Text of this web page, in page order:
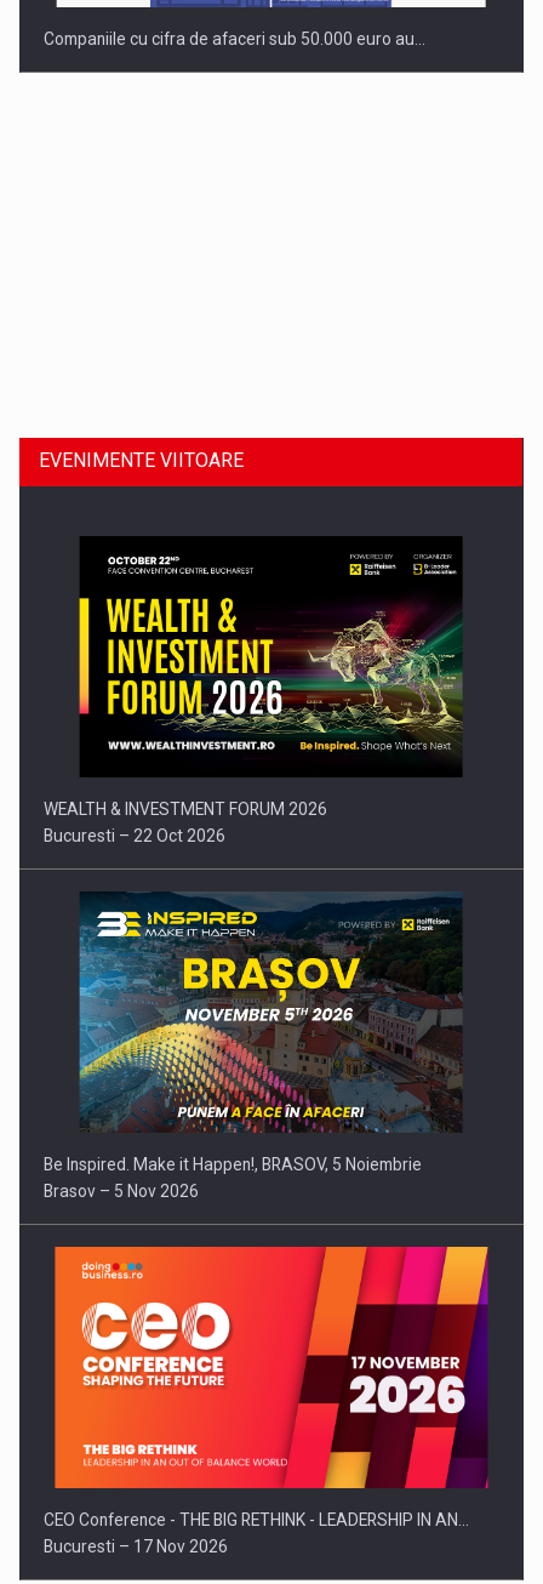
Companiile cu cifra de afaceri sub 50.000 euro au…
Comunicat de presa: Joburile part-time reincep sa intre pe…
EVENIMENTE VIITOARE
WEALTH & INVESTMENT FORUM 2026
Bucuresti – 22 Oct 2026
Be Inspired. Make it Happen!, BRASOV, 5 Noiembrie
Brasov – 5 Nov 2026
CEO Conference - THE BIG RETHINK - LEADERSHIP IN AN…
Bucuresti – 17 Nov 2026